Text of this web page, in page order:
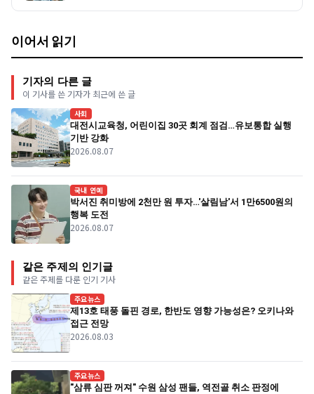
이어서 읽기
기자의 다른 글
이 기사를 쓴 기자가 최근에 쓴 글
사회
대전시교육청, 어린이집 30곳 회계 점검…유보통합 실행
기반 강화
2026.08.07
국내 연예
박서진 취미방에 2천만 원 투자…'살림남'서 1만6500원의
행복 도전
2026.08.07
같은 주제의 인기글
같은 주제를 다룬 인기 기사
주요뉴스
제13호 태풍 돌핀 경로, 한반도 영향 가능성은? 오키나와
접근 전망
2026.08.03
주요뉴스
"삼류 심판 꺼져" 수원 삼성 팬들, 역전골 취소 판정에